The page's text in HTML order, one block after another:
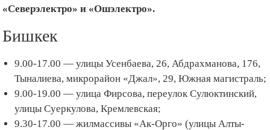
«Северэлектро» и «Ошэлектро».
Бишкек
9.00-17.00 — улицы Усенбаева, 26, Абдрахманова, 176,
Тыналиева, микрорайон «Джал», 29, Южная магистраль;
9.00-19.00 — улица Фирсова, переулок Сулюктинский,
улицы Суеркулова, Кремлевская;
9.30-17.00 — жилмассивы «Ак-Орго» (улицы Алты-